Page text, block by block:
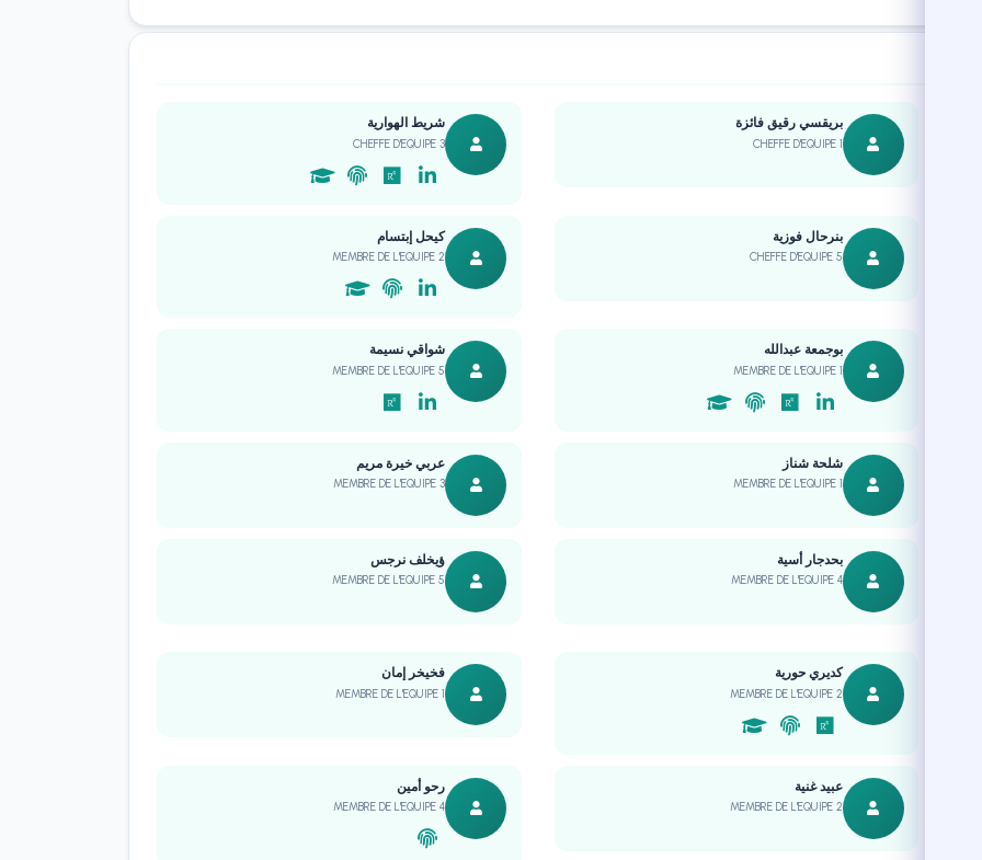
بريقسي رقيق فائزة
CHEFFE D'EQUIPE 1
شريط الهوارية
CHEFFE D'EQUIPE 3
بنرحال فوزية
CHEFFE D'EQUIPE 5
كيحل إبتسام
MEMBRE DE L'EQUIPE 2
بوجمعة عبدالله
MEMBRE DE L'EQUIPE 1
شواقي نسيمة
MEMBRE DE L'EQUIPE 5
شلحة شناز
MEMBRE DE L'EQUIPE 1
عربي خيرة مريم
MEMBRE DE L'EQUIPE 3
بحدجار أسية
MEMBRE DE L'EQUIPE 4
ؤيخلف نرجس
MEMBRE DE L'EQUIPE 5
كديري حورية
MEMBRE DE L'EQUIPE 2
فخيخر إمان
MEMBRE DE L'EQUIPE 1
عبيد غنية
MEMBRE DE L'EQUIPE 2
رحو أمين
MEMBRE DE L'EQUIPE 4